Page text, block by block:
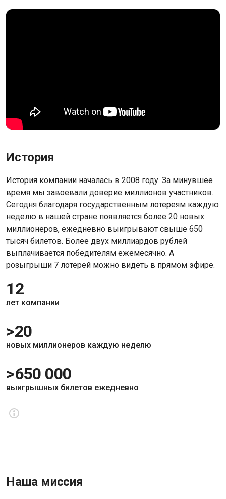
История
История компании началась в 2008 году. За минувшее
время мы завоевали доверие миллионов участников.
Сегодня благодаря государственным лотереям каждую
неделю в нашей стране появляется более 20 новых
миллионеров, ежедневно выигрывают свыше 650
тысяч билетов. Более двух миллиардов рублей
выплачивается победителям ежемесячно. А
розыгрыши 7 лотерей можно видеть в прямом эфире.
12
лет компании
>20
новых миллионеров каждую неделю
>650 000
выигрышных билетов ежедневно
Наша миссия